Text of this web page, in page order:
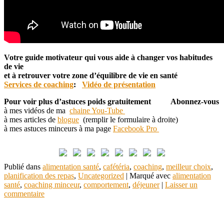
Votre guide motivateur qui vous aide à changer vos habitudes
de vie
et à retrouver votre zone d’équilibre de vie en santé
Services de coaching: Vidéo de présentation
Pour voir plus d’astuces poids gratuitement Abonnez-vous
à mes vidéos de ma chaine You-Tube
à mes articles de blogue (remplir le formulaire à droite)
à mes astuces minceurs à ma page Facebook Pro
Publié dans alimentation santé, cafétéria, coaching, meilleur choix,
planification des repas, Uncategorized | Marqué avec alimentation
santé, coaching minceur, comportement, déjeuner | Laisser un
commentaire